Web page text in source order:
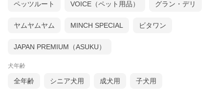
骨ごと食べられる！カルシウム源
高知県産
【価格】¥682
詳細はコチラ♪
ペッツルート VOICE（ペット用品） グラン・デリ
ヤムヤムヤム MINCH SPECIAL ビタワン
JAPAN PREMIUM（ASUKU）
犬年齢
全年齢 シニア犬用 成犬用 子犬用